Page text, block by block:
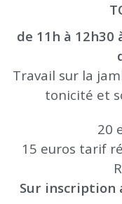
de 11h à 12h30
Travail sur la
tonicité et
20
15 euros tarif
Sur inscription